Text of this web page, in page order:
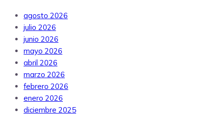
agosto 2026
julio 2026
junio 2026
mayo 2026
abril 2026
marzo 2026
febrero 2026
enero 2026
diciembre 2025